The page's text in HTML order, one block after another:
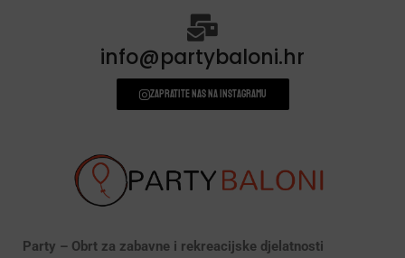
info@partybaloni.hr
Zapratite nas na instagramu
Party – Obrt za zabavne i rekreacijske djelatnosti